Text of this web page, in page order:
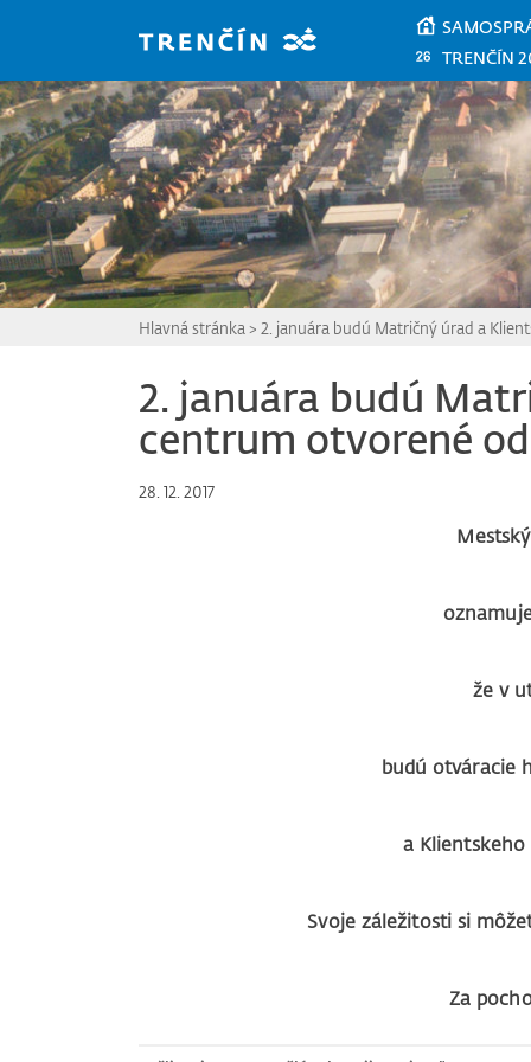
TRENČÍN
Hlavná stránka > 2. januára budú Matričný úrad a
2. januára budú
centrum otvorené
28. 12. 2017
že v
budú otváracie
a
Svoje záležitosti si
Za